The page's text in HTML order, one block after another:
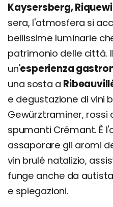
Kaysersberg,
sera, l'atmosfera si
bellissime luminarie
patrimonio delle città.
un'esperienza
una sosta a
e degustazione di vini
Gewürztraminer, rossi
spumanti Crémant. È
assaporare gli aromi
vin brulé natalizio,
funge anche da
e spiegazioni.